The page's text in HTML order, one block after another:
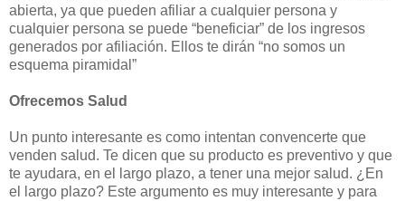
abierta, ya que pueden afiliar a cualquier persona y
cualquier persona se puede “beneficiar” de los ingresos
generados por afiliación. Ellos te dirán “no somos un
esquema piramidal”
Ofrecemos Salud
Un punto interesante es como intentan convencerte que
venden salud. Te dicen que su producto es preventivo y que
te ayudara, en el largo plazo, a tener una mejor salud. ¿En
el largo plazo? Este argumento es muy interesante y para